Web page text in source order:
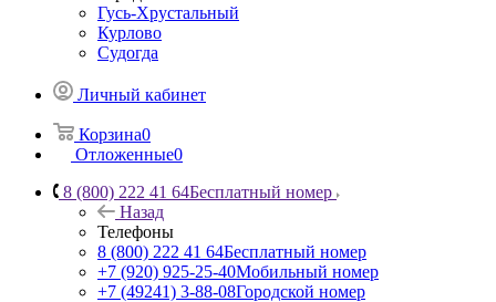
Гусь-Хрустальный
Курлово
Судогда
Личный кабинет
Корзина0
Отложенные0
8 (800) 222 41 64Бесплатный номер
Назад
Телефоны
8 (800) 222 41 64Бесплатный номер
+7 (920) 925-25-40Мобильный номер
+7 (49241) 3-88-08Городской номер